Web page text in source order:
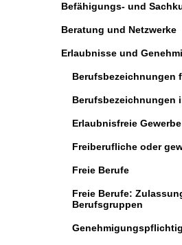
Befähigungs- und
Beratung und Netzwerke
Erlaubnisse und
Berufsbezeichnungen
Berufsbezeichnungen
Erlaubnisfreie Gewerbe
Freiberufliche oder
Freie Berufe
Freie Berufe:
Berufsgruppen